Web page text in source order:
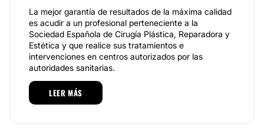
La mejor garantía de resultados de la máxima calidad
es acudir a un profesional perteneciente a la
Sociedad Española de Cirugía Plástica, Reparadora y
Estética y que realice sus tratamientos e
intervenciones en centros autorizados por las
autoridades sanitarias.
Además obligue al facultativo a realizarle un estudio
antes de la intervención completo y que durante la
LEER MÁS